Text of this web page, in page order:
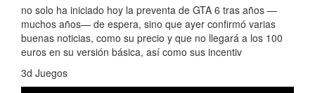
no solo ha iniciado hoy la preventa de GTA 6 tras años —
muchos años— de espera, sino que ayer confirmó varias
buenas noticias, como su precio y que no llegará a los 100
euros en su versión básica, así como sus incentiv
3d Juegos